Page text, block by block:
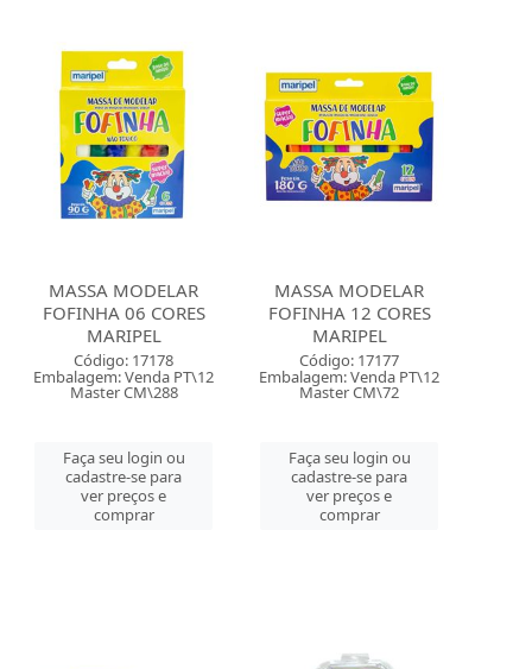
MASSA MODELAR
FOFINHA 06 CORES
MARIPEL
Código: 17178
Embalagem: Venda PT\12
Master CM\288
Faça seu login ou
cadastre-se para
ver preços e
comprar
MASSA MODELAR
FOFINHA 12 CORES
MARIPEL
Código: 17177
Embalagem: Venda PT\12
Master CM\72
Faça seu login ou
cadastre-se para
ver preços e
comprar